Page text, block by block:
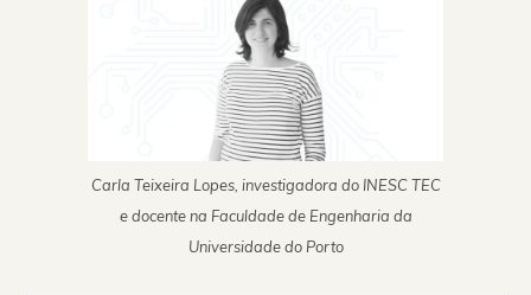
Carla Teixeira Lopes, investigadora do INESC TEC
e docente na Faculdade de Engenharia da
Universidade do Porto